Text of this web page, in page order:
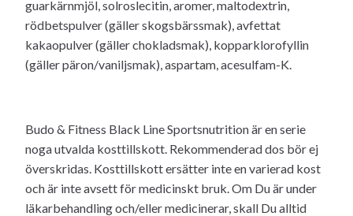
guarkärnmjöl, solroslecitin, aromer, maltodextrin,
rödbetspulver (gäller skogsbärssmak), avfettat
kakaopulver (gäller chokladsmak), kopparklorofyllin
(gäller päron/vaniljsmak), aspartam, acesulfam-K.
Budo & Fitness Black Line Sportsnutrition är en serie
noga utvalda kosttillskott. Rekommenderad dos bör ej
överskridas. Kosttillskott ersätter inte en varierad kost
och är inte avsett för medicinskt bruk. Om Du är under
läkarbehandling och/eller medicinerar, skall Du alltid